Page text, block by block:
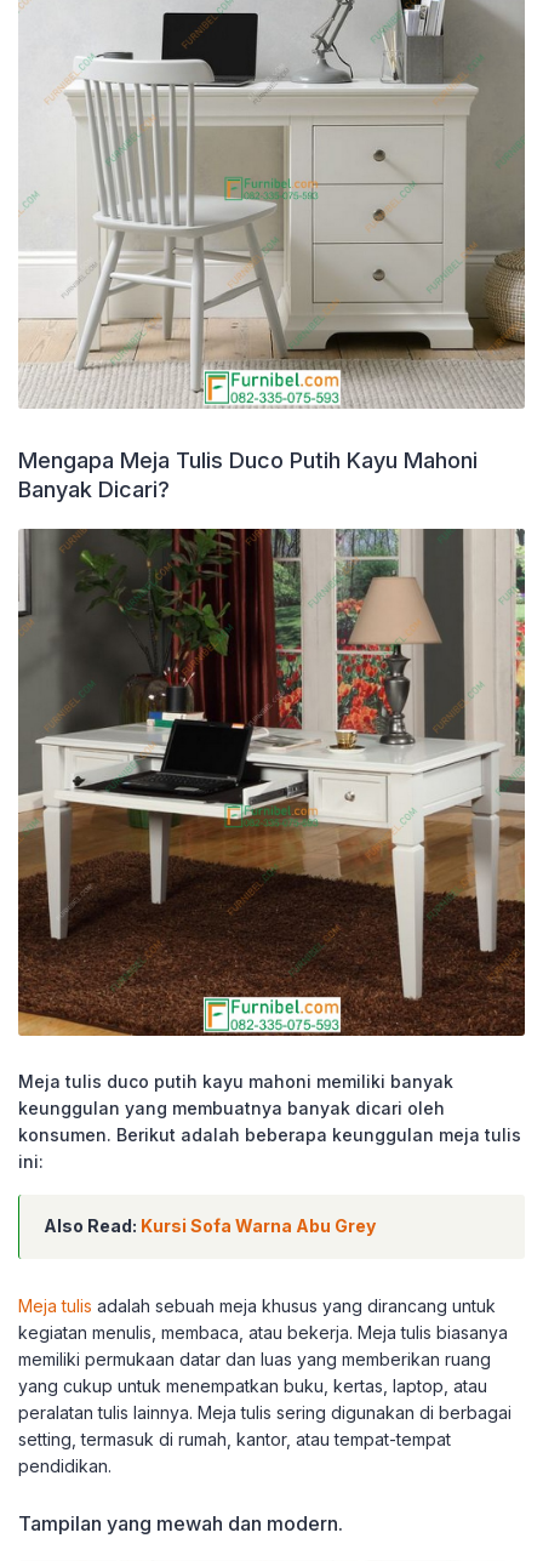
Mengapa Meja Tulis Duco Putih Kayu Mahoni
Banyak Dicari?
Meja tulis duco putih kayu mahoni memiliki banyak
keunggulan yang membuatnya banyak dicari oleh
konsumen. Berikut adalah beberapa keunggulan meja tulis
ini:
Also Read: Kursi Sofa Warna Abu Grey
Meja tulis adalah sebuah meja khusus yang dirancang untuk
kegiatan menulis, membaca, atau bekerja. Meja tulis biasanya
memiliki permukaan datar dan luas yang memberikan ruang
yang cukup untuk menempatkan buku, kertas, laptop, atau
peralatan tulis lainnya. Meja tulis sering digunakan di berbagai
setting, termasuk di rumah, kantor, atau tempat-tempat
pendidikan.
Tampilan yang mewah dan modern.